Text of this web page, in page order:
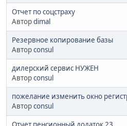
Отчет по соцстраху
Авторdimal
Резервное копирование базы
Авторconsul
дилерский сервис НУЖЕН
Авторconsul
пожелание изменить окно
Авторconsul